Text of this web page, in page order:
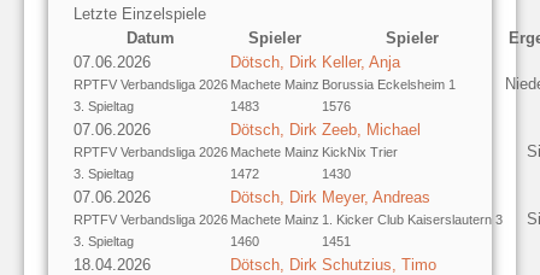
Letzte Einzelspiele
Datum
Spieler Spieler
07.06.2026
RPTFV Verbandsliga 2026
3. Spieltag
Dötsch, Dirk
Machete Mainz
1483
Keller, Anja
Borussia Eckelsheim 1
1576
07.06.2026
RPTFV Verbandsliga 2026
3. Spieltag
Dötsch, Dirk
Machete Mainz
1472
Zeeb, Michael
KickNix Trier
1430
07.06.2026
RPTFV Verbandsliga 2026
3. Spieltag
Dötsch, Dirk
Machete Mainz
1460
Meyer, Andreas
1. Kicker Club Kaiserslautern 3
1451
18.04.2026 Dötsch, Dirk Schutzius, Timo